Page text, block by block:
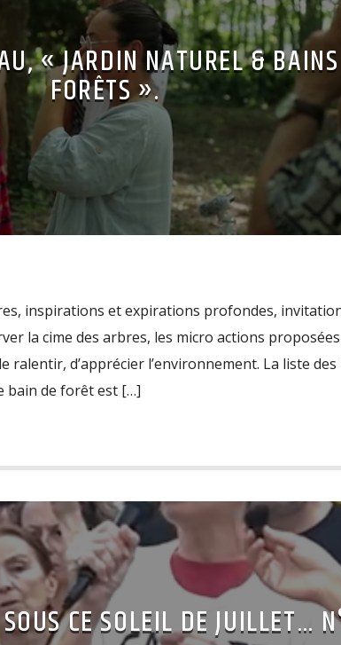
« JARDIN NATUREL &
FORÊTS ».
inspirations et expirations profondes,
la cime des arbres, les micro actions
ralentir, d’apprécier l’environnement. La liste
bain de forêt est […]
CE SOLEIL DE JUILLET…